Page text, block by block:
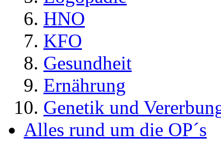
HNO
KFO
Gesundheit
Ernährung
Genetik und
Alles rund um die OP´s